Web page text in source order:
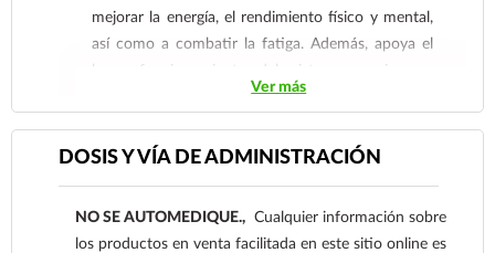
mejorar la energía, el rendimiento físico y mental,
así como a combatir la fatiga. Además, apoya el
buen funcionamiento del sistema nervioso y
contribuye a mantener el metabolismo en
un extra de vitalidad en su día a día.
Ver más
DOSIS Y VÍA DE ADMINISTRACIÓN
NO SE AUTOMEDIQUE., Cualquier información sobre
los productos en venta facilitada en este sitio online es